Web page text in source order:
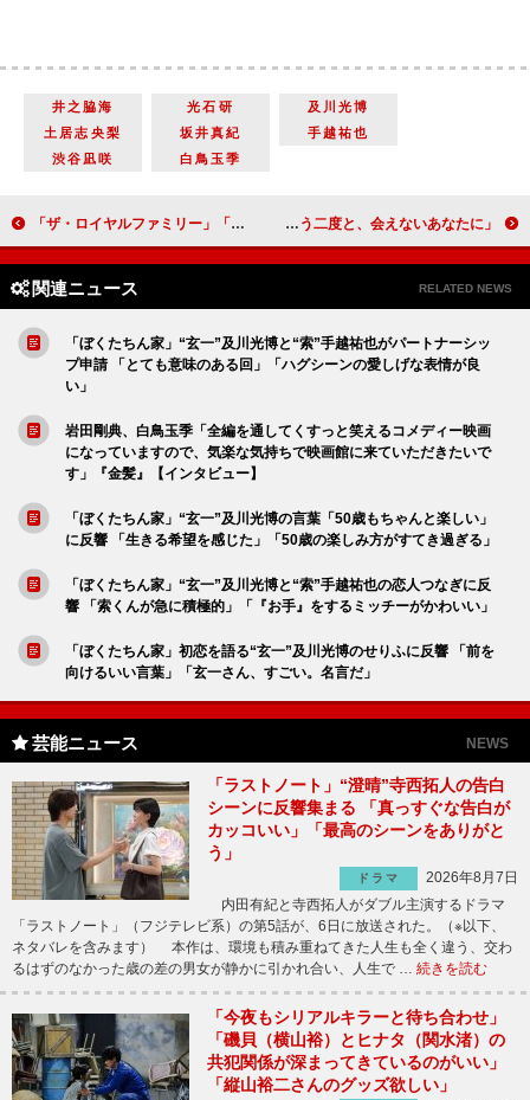
井之脇海 光石研
及川光博
土居志央梨
坂井真紀
手越祐也
渋谷凪咲
白鳥玉季
「ザ・ロイヤルファミリー」「現実のジャパンカップがドラマと重なった」「このドラマを見ていると競馬がどんどん好きになる」 「終幕のロンド －もう二度と、会えないあなたに－」「今回は要潤さんの演技が光っていた」「いろんなテーマを詰め込み過ぎ」
関連ニュース RELATED NEWS
「ぼくたちん家」“玄一”及川光博と“索”手越祐也がパートナーシッ
プ申請 「とても意味のある回」「ハグシーンの愛しげな表情が良
い」
岩田剛典、白鳥玉季「全編を通してくすっと笑えるコメディー映画
になっていますので、気楽な気持ちで映画館に来ていただきたいで
す」『金髪』【インタビュー】
「ぼくたちん家」“玄一”及川光博の言葉「50歳もちゃんと楽しい」
に反響 「生きる希望を感じた」「50歳の楽しみ方がすてき過ぎる」
「ぼくたちん家」“玄一”及川光博と“索”手越祐也の恋人つなぎに反
響 「索くんが急に積極的」「『お手』をするミッチーがかわいい」
「ぼくたちん家」初恋を語る“玄一”及川光博のせりふに反響 「前を
向けるいい言葉」「玄一さん、すごい。名言だ」
芸能ニュース NEWS
「ラストノート」“澄晴”寺西拓人の告白
シーンに反響集まる 「真っすぐな告白が
カッコいい」「最高のシーンをありがと
う」
ドラマ
2026年8月7日
内田有紀と寺西拓人がダブル主演するドラマ
「ラストノート」（フジテレビ系）の第5話が、6日に放送された。（※以下、
ネタバレを含みます） 本作は、環境も積み重ねてきた人生も全く違う、交わ
るはずのなかった歳の差の男女が静かに引かれ合い、人生で … 続きを読む
「今夜もシリアルキラーと待ち合わせ」
「磯貝（横山裕）とヒナタ（関水渚）の
共犯関係が深まってきているのがいい」
「縦山裕二さんのグッズ欲しい」